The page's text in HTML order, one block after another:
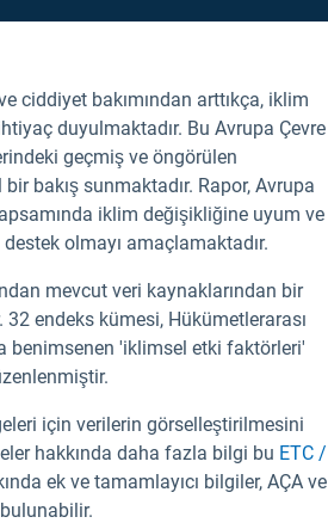
ciddiyet bakımından arttıkça, iklim
duyulmaktadır. Bu Avrupa Çevre
geçmiş ve öngörülen
bakış sunmaktadır. Rapor, Avrupa
iklim değişikliğine uyum ve
olmayı amaçlamaktadır.
mevcut veri kaynaklarından bir
32 endeks kümesi, Hükümetlerarası
benimsenen 'iklimsel etki faktörleri'
için verilerin görselleştirilmesini
hakkında daha fazla bilgi bu ETC /
ek ve tamamlayıcı bilgiler, AÇA ve
bulunabilir.